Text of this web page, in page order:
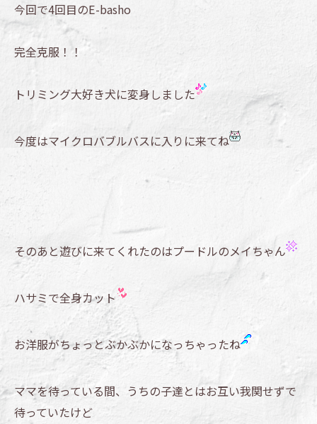
今回で4回目のE-basho
完全克服！！
トリミング大好き犬に変身しました
今度はマイクロバブルバスに入りに来てね
そのあと遊びに来てくれたのはプードルのメイちゃん
ハサミで全身カット
お洋服がちょっとぶかぶかになっちゃったね
ママを待っている間、うちの子達とはお互い我関せずで
待っていたけど